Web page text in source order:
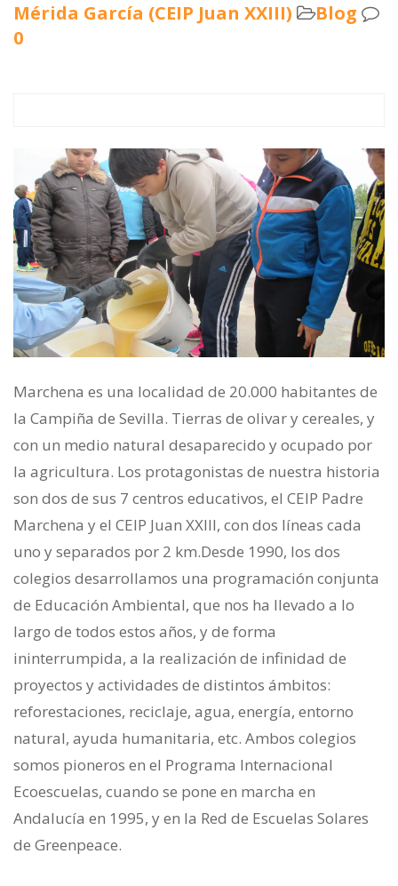
Mérida García (CEIP Juan XXIII)
Blog
0
Marchena es una localidad de 20.000 habitantes de
la Campiña de Sevilla. Tierras de olivar y cereales, y
con un medio natural desaparecido y ocupado por
la agricultura. Los protagonistas de nuestra historia
son dos de sus 7 centros educativos, el CEIP Padre
Marchena y el CEIP Juan XXIII, con dos líneas cada
uno y separados por 2 km.Desde 1990, los dos
colegios desarrollamos una programación conjunta
de Educación Ambiental, que nos ha llevado a lo
largo de todos estos años, y de forma
ininterrumpida, a la realización de infinidad de
proyectos y actividades de distintos ámbitos:
reforestaciones, reciclaje, agua, energía, entorno
natural, ayuda humanitaria, etc. Ambos colegios
somos pioneros en el Programa Internacional
Ecoescuelas, cuando se pone en marcha en
Andalucía en 1995, y en la Red de Escuelas Solares
de Greenpeace.